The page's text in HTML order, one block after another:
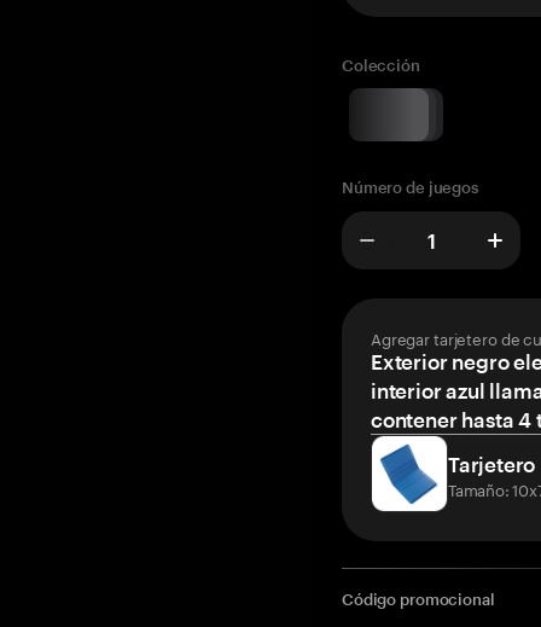
Colección
Número de juegos
Agregar tarjetero de
Exterior negro
interior azul
contener hasta 4
Tarjetero
Tamaño:
Código promocional